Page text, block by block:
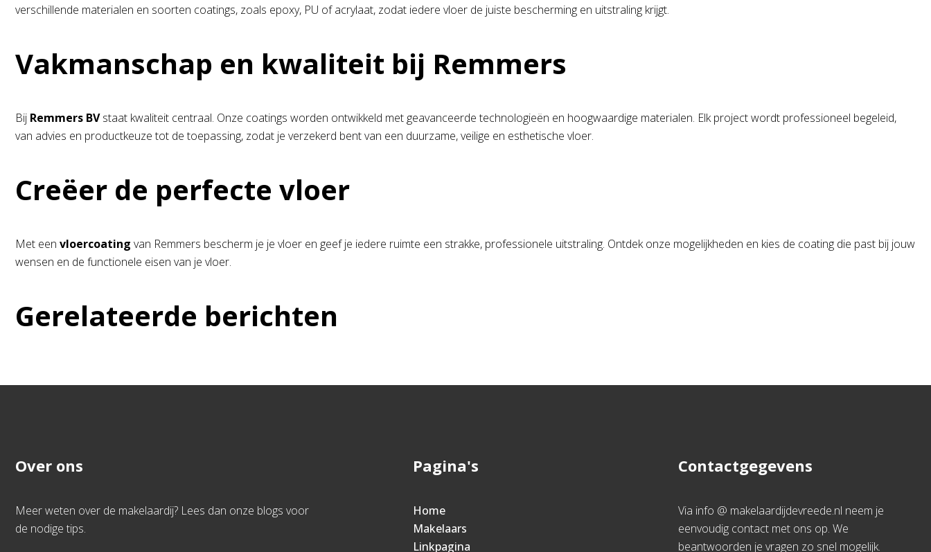
verschillende materialen en soorten coatings, zoals epoxy, PU of acrylaat, zodat iedere vloer de juiste bescherming en uitstraling krijgt.
Vakmanschap en kwaliteit bij Remmers
Bij Remmers BVstaat kwaliteit centraal. Onze coatings worden ontwikkeld met geavanceerde technologieën en hoogwaardige materialen. Elk project wordt professioneel begeleid,
van advies en productkeuze tot de toepassing, zodat je verzekerd bent van een duurzame, veilige en esthetische vloer.
Creëer de perfecte vloer
Met een vloercoating van Remmers bescherm je je vloer en geef je iedere ruimte een strakke, professionele uitstraling. Ontdek onze mogelijkheden en kies de coating die past bij jouw
wensen en de functionele eisen van je vloer.
Gerelateerde berichten
Over ons
Meer weten over de makelaardij? Lees dan onze blogs voor
de nodige tips.
Pagina's
Home
Makelaars
Linkpagina
Contactgegevens
Via info @ makelaardijdevreede.nl neem je
eenvoudig contact met ons op. We
beantwoorden je vragen zo snel mogelijk.